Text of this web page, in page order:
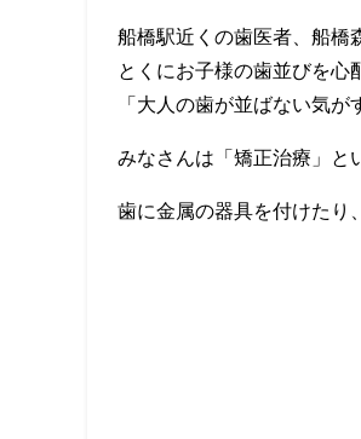
船橋駅近くの歯医者、船橋
とくにお子様の歯並びを心
「大人の歯が並ばない気
みなさんは「矯正治療」と
歯に金属の器具を付けたり